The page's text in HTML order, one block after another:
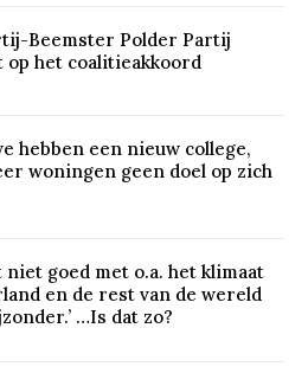
Beemster Polder Partij
op het coalitieakkoord
hebben een nieuw college,
woningen geen doel op zich
niet goed met o.a. het klimaat
en de rest van de wereld
…Is dat zo?